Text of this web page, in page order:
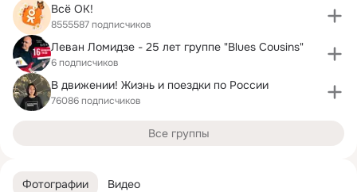
Фотографии Видео
Всё ОК!
8555587 подписчиков
Леван Ломидзе - 25 лет группе "Blues Cousins"
6 подписчиков
В движении! Жизнь и поездки по России
76086 подписчиков
Все группы